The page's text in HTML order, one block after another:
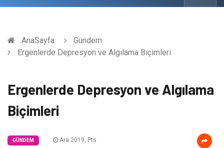
AnaSayfa
Gündem
Ergenlerde Depresyon ve Algılama Biçimleri
Ergenlerde Depresyon ve Algılama
Biçimleri
GÜNDEM Ara 2019, Pts